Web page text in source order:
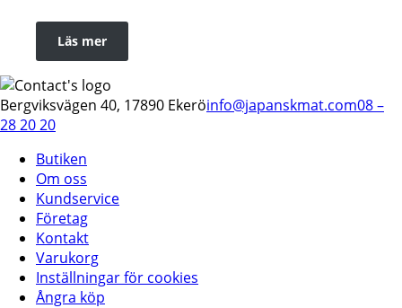
Läs mer
Bergviksvägen 40, 17890 Ekeröinfo@japanskmat.com08 –
28 20 20
Butiken
Om oss
Kundservice
Företag
Kontakt
Varukorg
Inställningar för cookies
Ångra köp